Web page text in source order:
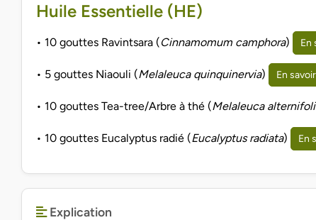
Huile Essentielle (HE)
• 10 gouttes Ravintsara (Cinnamomum camphora) En
• 5 gouttes Niaouli (Melaleuca quinquinervia) En
• 10 gouttes Tea-tree/Arbre à thé (Melaleuca
• 10 gouttes Eucalyptus radié (Eucalyptus radiata) En
Explication